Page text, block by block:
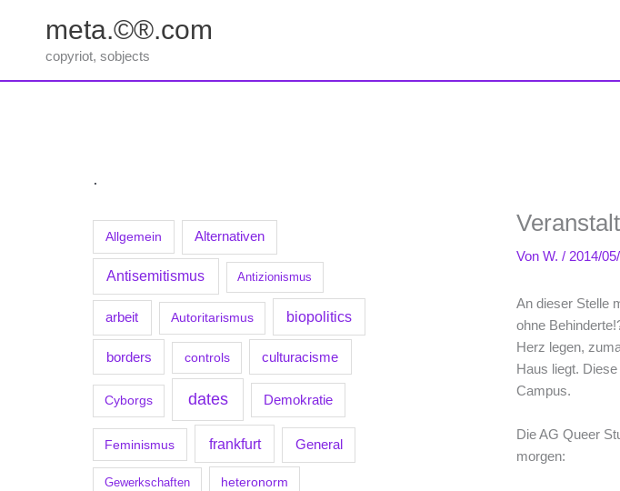
springen
meta.©®.com
copyriot, sobjects
.
Allgemein Alternativen
Antisemitismus Antizionismus
arbeit Autoritarismus biopolitics
borders controls culturacisme
Cyborgs dates Demokratie
Feminismus frankfurt General
Gewerkschaften heteronorm
VonW./ 2014/
An dieser Stelle
ohne
Herz legen,
Haus liegt.
Campus.
Die AG Queer
morgen: